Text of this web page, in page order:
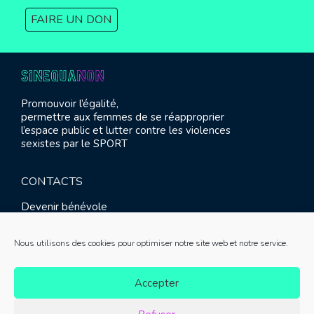
Nous utilisons des cookies pour optimiser notre site web et notre service.
Accepter
FAIRE UN DON
Promouvoir l’égalité,
permettre aux femmes de se réapproprier
l’espace public et lutter contre les violences
sexistes par le SPORT
CONTACTS
Devenir bénévole
Contact